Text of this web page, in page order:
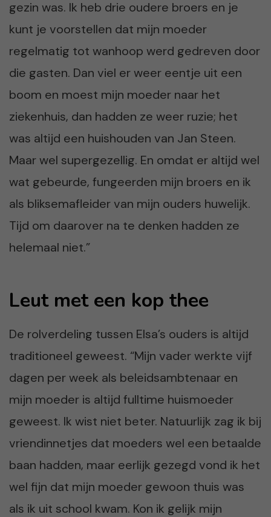
gezin was. Ik heb drie oudere broers en je
kunt je voorstellen dat mijn moeder
regelmatig tot wanhoop werd gedreven door
die gasten. Dan viel er weer eentje uit een
boom en moest mijn moeder naar het
ziekenhuis, dan hadden ze weer ruzie; het
was altijd een huishouden van Jan Steen.
Maar wel supergezellig. En omdat er altijd wel
wat gebeurde, fungeerden mijn broers en ik
als bliksemafleider van mijn ouders huwelijk.
Tijd om daarover na te denken hadden ze
helemaal niet.”
Leut met een kop thee
De rolverdeling tussen Elsa’s ouders is altijd
traditioneel geweest. “Mijn vader werkte vijf
dagen per week als beleidsambtenaar en
mijn moeder is altijd fulltime huismoeder
geweest. Ik wist niet beter. Natuurlijk zag ik bij
vriendinnetjes dat moeders wel een betaalde
baan hadden, maar eerlijk gezegd vond ik het
wel fijn dat mijn moeder gewoon thuis was
als ik uit school kwam. Kon ik gelijk mijn